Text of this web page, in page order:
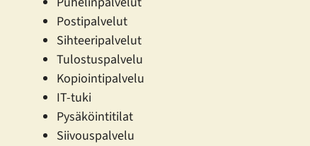
Postipalvelut
Sihteeripalvelut
Tulostus­palvelu
Kopiointi­palvelu
IT-tuki
Pysäköinti­tilat
Siivous­palvelu